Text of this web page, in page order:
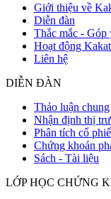
Giới thiệu về
Diễn đàn
Thắc mắc - Góp
Hoạt động
Liên hệ
DIỄN ĐÀN
Thảo luận chung
Nhận định thị
Phân tích cổ
Chứng khoán
Sách - Tài liệu
LỚP HỌC CHỨNG